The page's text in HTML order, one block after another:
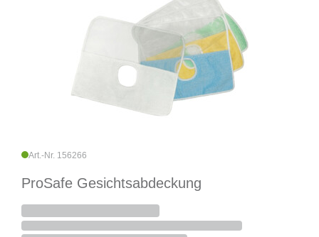
Art.-Nr. 156266
ProSafe Gesichtsabdeckung